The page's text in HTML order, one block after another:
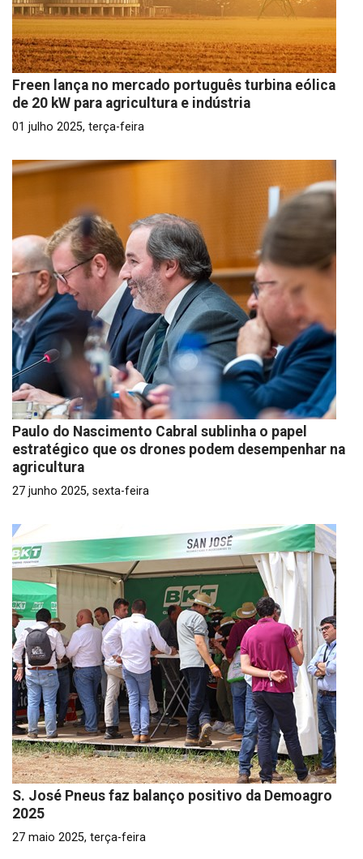
Freen lança no mercado português turbina eólica
de 20 kW para agricultura e indústria
01 julho 2025, terça-feira
Paulo do Nascimento Cabral sublinha o papel
estratégico que os drones podem desempenhar na
agricultura
27 junho 2025, sexta-feira
S. José Pneus faz balanço positivo da Demoagro
2025
27 maio 2025, terça-feira